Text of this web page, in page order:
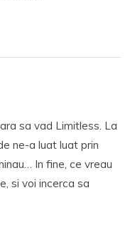
sa vad Limitless. La
ne-a luat luat prin
In fine, ce vreau
si voi incerca sa